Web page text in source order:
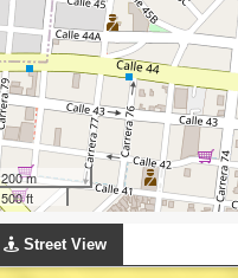
200 m
500 ft
Street View